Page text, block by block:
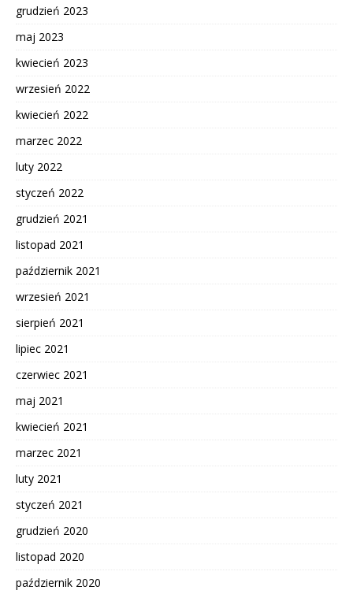
grudzień 2023
maj 2023
kwiecień 2023
wrzesień 2022
kwiecień 2022
marzec 2022
luty 2022
styczeń 2022
grudzień 2021
listopad 2021
październik 2021
wrzesień 2021
sierpień 2021
lipiec 2021
czerwiec 2021
maj 2021
kwiecień 2021
marzec 2021
luty 2021
styczeń 2021
grudzień 2020
listopad 2020
październik 2020